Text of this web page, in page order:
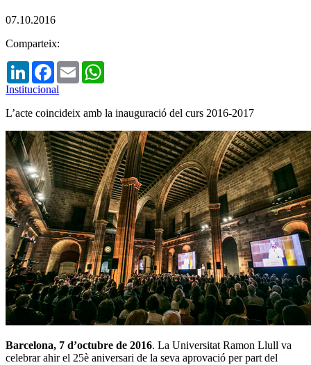
07.10.2016
Comparteix:
LinkedInFacebook
Email
Institucional
L’acte coincideix amb la inauguració del curs 2016-2017
Barcelona, 7 d’octubre de 2016. La Universitat Ramon Llull va
celebrar ahir el 25è aniversari de la seva aprovació per part del